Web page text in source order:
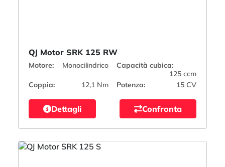
QJ Motor SRK 125 RW
Motore: Monocilindrico
Capacità cubica:
125 ccm
Coppia:
12,1 Nm Potenza: 15 CV
Dettagli Confronta